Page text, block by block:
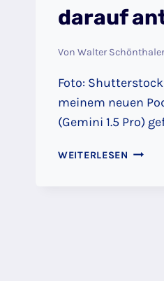
darauf
Von Walter
Foto:
meinem neuen
(Gemini 1.5 Pro)
WEITERLESEN FRAGE